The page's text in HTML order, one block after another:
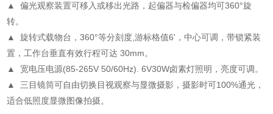
▲ 偏光观察装置可移入或移出光路，起偏器与检偏器均可360°旋
转。
▲ 旋转式载物台，360°等分刻度,游标格值6'，中心可调，带锁紧装
置，工作台垂直有效行程可达 30mm。
▲ 宽电压电源(85-265V 50/60Hz). 6V30W卤素灯照明，亮度可调。
▲ 三目镜筒可自由切换目视观察与显微摄影，摄影时可100%通光，
适合低照度显微图像拍摄。